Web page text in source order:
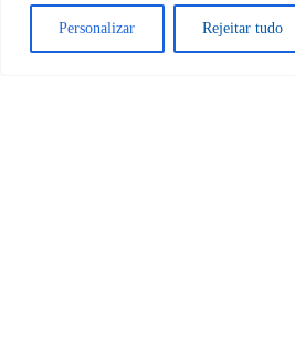
Personalizar Rejeitar tudo
Sim